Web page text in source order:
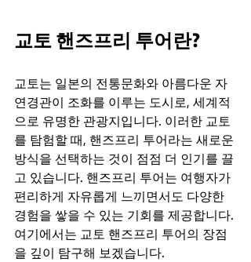
교토 핸즈프리 투어란?
교토는 일본의 전통문화와 아름다운 자
연경관이 조화를 이루는 도시로, 세계적
으로 유명한 관광지입니다. 이러한 교토
를 탐험할 때, 핸즈프리 투어라는 새로운
방식을 선택하는 것이 점점 더 인기를 끌
고 있습니다. 핸즈프리 투어는 여행자가
편리하게 자유롭게 느끼면서도 다양한
경험을 쌓을 수 있는 기회를 제공합니다.
여기에서는 교토 핸즈프리 투어의 장점
을 깊이 탐구해 보겠습니다.